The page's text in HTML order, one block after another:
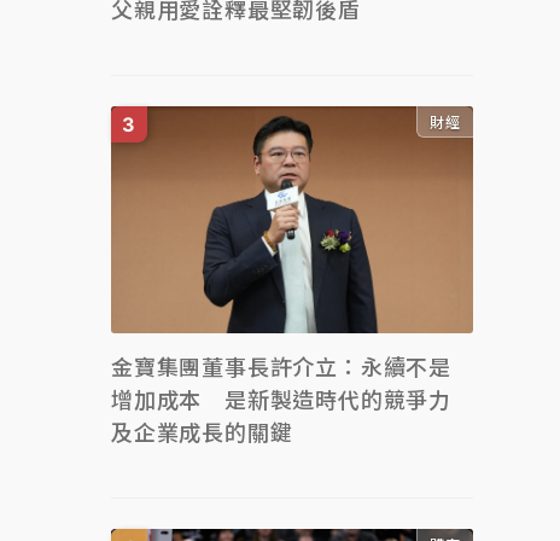
父親用愛詮釋最堅韌後盾
財經
金寶集團董事長許介立：永續不是
增加成本 是新製造時代的競爭力
及企業成長的關鍵